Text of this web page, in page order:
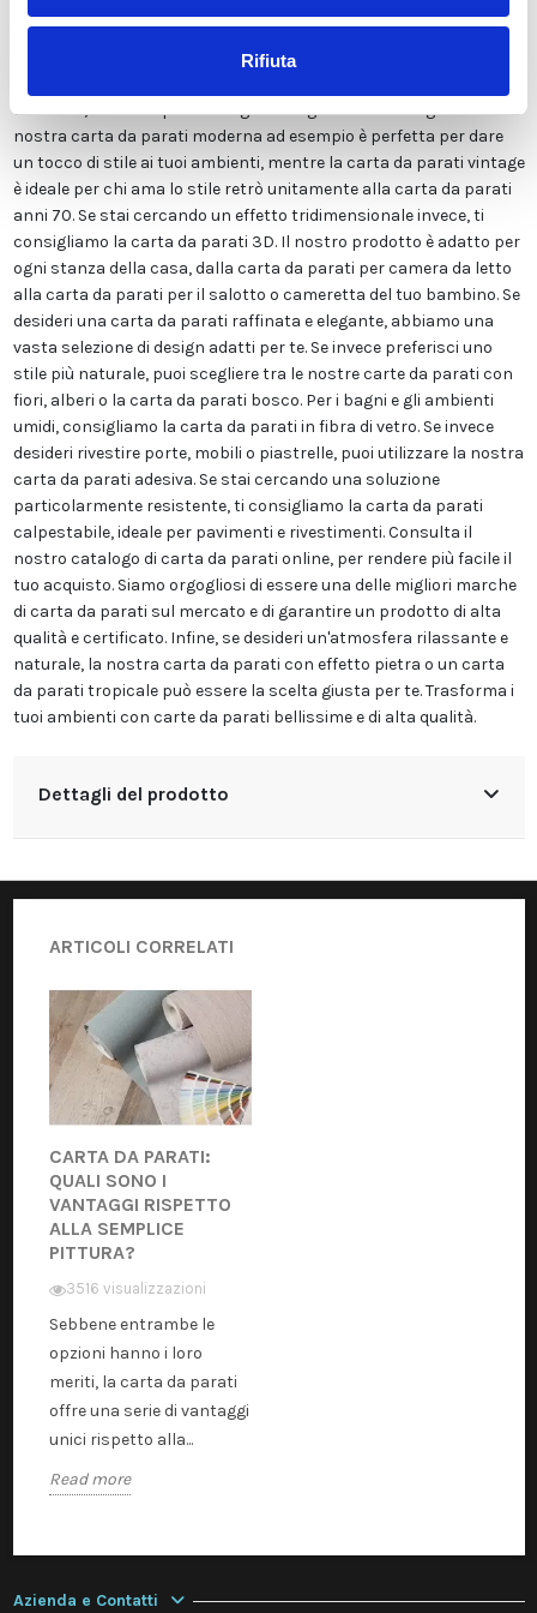
Rifiuta
ECOLOGICO e GREEN GUARD GOLD, garantendo la massima
sicurezza per te e la tua famiglia. Disponiamo di una vasta gamma
DI VETRO, ed un ampio catalogo immagini molto variegato. La
nostra carta da parati moderna ad esempio è perfetta per dare
un tocco di stile ai tuoi ambienti, mentre la carta da parati vintage
è ideale per chi ama lo stile retrò unitamente alla carta da parati
anni 70. Se stai cercando un effetto tridimensionale invece, ti
consigliamo la carta da parati 3D. Il nostro prodotto è adatto per
ogni stanza della casa, dalla carta da parati per camera da letto
alla carta da parati per il salotto o cameretta del tuo bambino. Se
desideri una carta da parati raffinata e elegante, abbiamo una
vasta selezione di design adatti per te. Se invece preferisci uno
stile più naturale, puoi scegliere tra le nostre carte da parati con
fiori, alberi o la carta da parati bosco. Per i bagni e gli ambienti
umidi, consigliamo la carta da parati in fibra di vetro. Se invece
desideri rivestire porte, mobili o piastrelle, puoi utilizzare la nostra
carta da parati adesiva. Se stai cercando una soluzione
particolarmente resistente, ti consigliamo la carta da parati
calpestabile, ideale per pavimenti e rivestimenti. Consulta il
nostro catalogo di carta da parati online, per rendere più facile il
tuo acquisto. Siamo orgogliosi di essere una delle migliori marche
di carta da parati sul mercato e di garantire un prodotto di alta
qualità e certificato. Infine, se desideri un'atmosfera rilassante e
naturale, la nostra carta da parati con effetto pietra o un carta
da parati tropicale può essere la scelta giusta per te. Trasforma i
tuoi ambienti con carte da parati bellissime e di alta qualità.
Dettagli del prodotto
ARTICOLI CORRELATI
CARTA DA PARATI:
QUALI SONO I
VANTAGGI RISPETTO
ALLA SEMPLICE
PITTURA?
3516 visualizzazioni
Sebbene entrambe le
opzioni hanno i loro
meriti, la carta da parati
offre una serie di vantaggi
unici rispetto alla...
Read more
Azienda e Contatti